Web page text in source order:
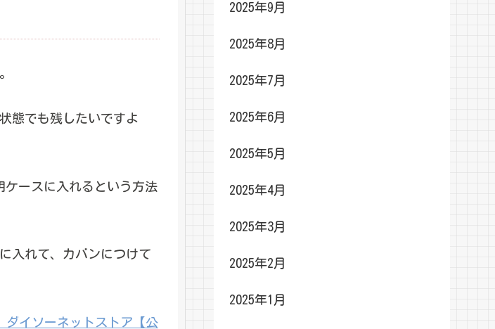
態でも残したいですよ
ケースに入れるという方法
に入れて、カバンにつけて
イソーネットストア【公
2025年9月
2025年8月
2025年7月
2025年6月
2025年5月
2025年4月
2025年3月
2025年2月
2025年1月